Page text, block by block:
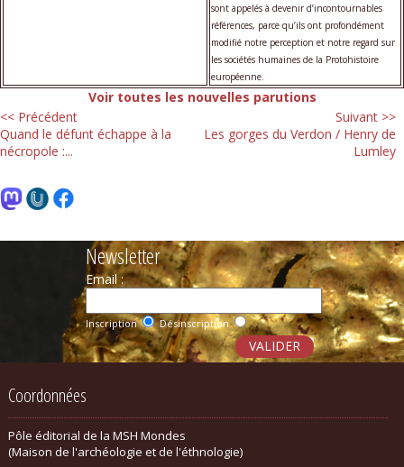
sont appelés à devenir d’incontournables
références, parce qu’ils ont profondément
modifié notre perception et notre regard sur
les sociétés humaines de la Protohistoire
européenne.
Voir toutes les nouvelles parutions
<< Précédent
Quand le défunt échappe à la
nécropole :...
Suivant >>
Les gorges du Verdon / Henry de
Lumley
Newsletter
Email :
Inscription Désinscription
Coordonnées
Pôle éditorial de la MSH Mondes
(Maison de l'archéologie et de l'éthnologie)